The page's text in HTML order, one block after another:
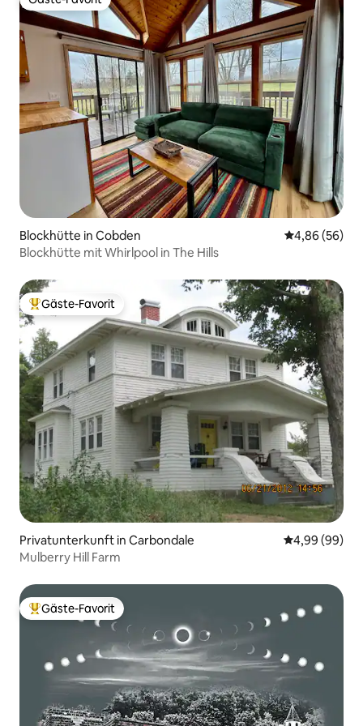
Gäste-Favorit
Blockhütte in Cobden
4,86 (56)
Blockhütte mit Whirlpool in The Hills
Beliebter Gäste-Favorit.
Gäste-Favorit
Privatunterkunft in Carbondale
4,99 (99)
Mulberry Hill Farm
Beliebter Gäste-Favorit.
Gäste-Favorit